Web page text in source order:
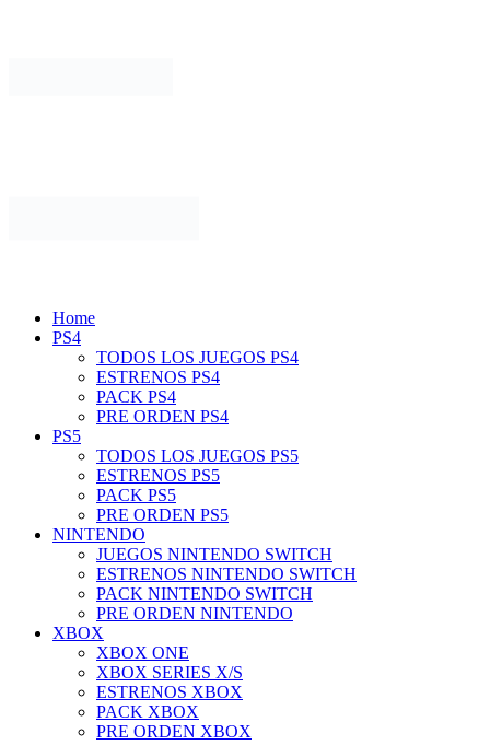
Home
PS4
TODOS LOS JUEGOS PS4
ESTRENOS PS4
PACK PS4
PRE ORDEN PS4
PS5
TODOS LOS JUEGOS PS5
ESTRENOS PS5
PACK PS5
PRE ORDEN PS5
NINTENDO
JUEGOS NINTENDO SWITCH
ESTRENOS NINTENDO SWITCH
PACK NINTENDO SWITCH
PRE ORDEN NINTENDO
XBOX
XBOX ONE
XBOX SERIES X/S
ESTRENOS XBOX
PACK XBOX
PRE ORDEN XBOX